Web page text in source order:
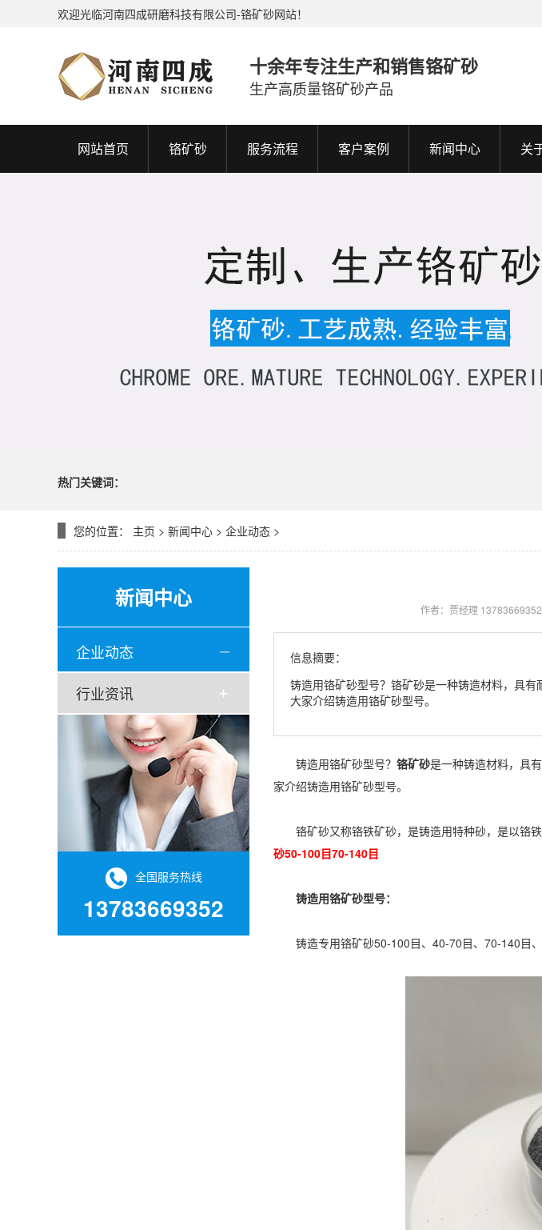
欢迎光临河南四成研磨科技有限公司-铬矿砂网站！
十余年专注生产和销售铬矿砂
生产高质量铬矿砂产品
网站首页 铬矿砂 服务流程 客户案例 新闻中心 关
热门关键词：
您的位置： 主页 > 新闻中心 > 企业动态 >
新闻中心
企业动态
行业资讯
全国服务热线
13783669352
作者：贾经理 13783669352
信息摘要：
铸造用铬矿砂型号？铬矿砂是一种铸造材料，具
大家介绍铸造用铬矿砂型号。
铸造用铬矿砂型号？ 铬矿砂是一种铸造材料，具
家介绍铸造用铬矿砂型号。
铬矿砂又称铬铁矿砂，是铸造用特种砂，是以铬铁
砂50-100目70-140目
铸造用铬矿砂型号：
铸造专用铬矿砂50-100目、40-70目、70-140目、